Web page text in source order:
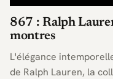
867 : Ralph
montres
L'élégance
de Ralph Lauren, la